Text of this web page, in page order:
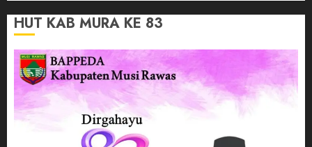
HUT KAB MURA KE 83